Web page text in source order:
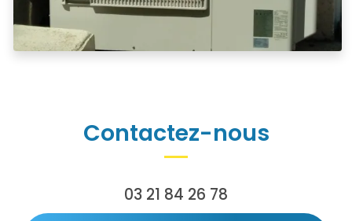
Contactez-nous
03 21 84 26 78